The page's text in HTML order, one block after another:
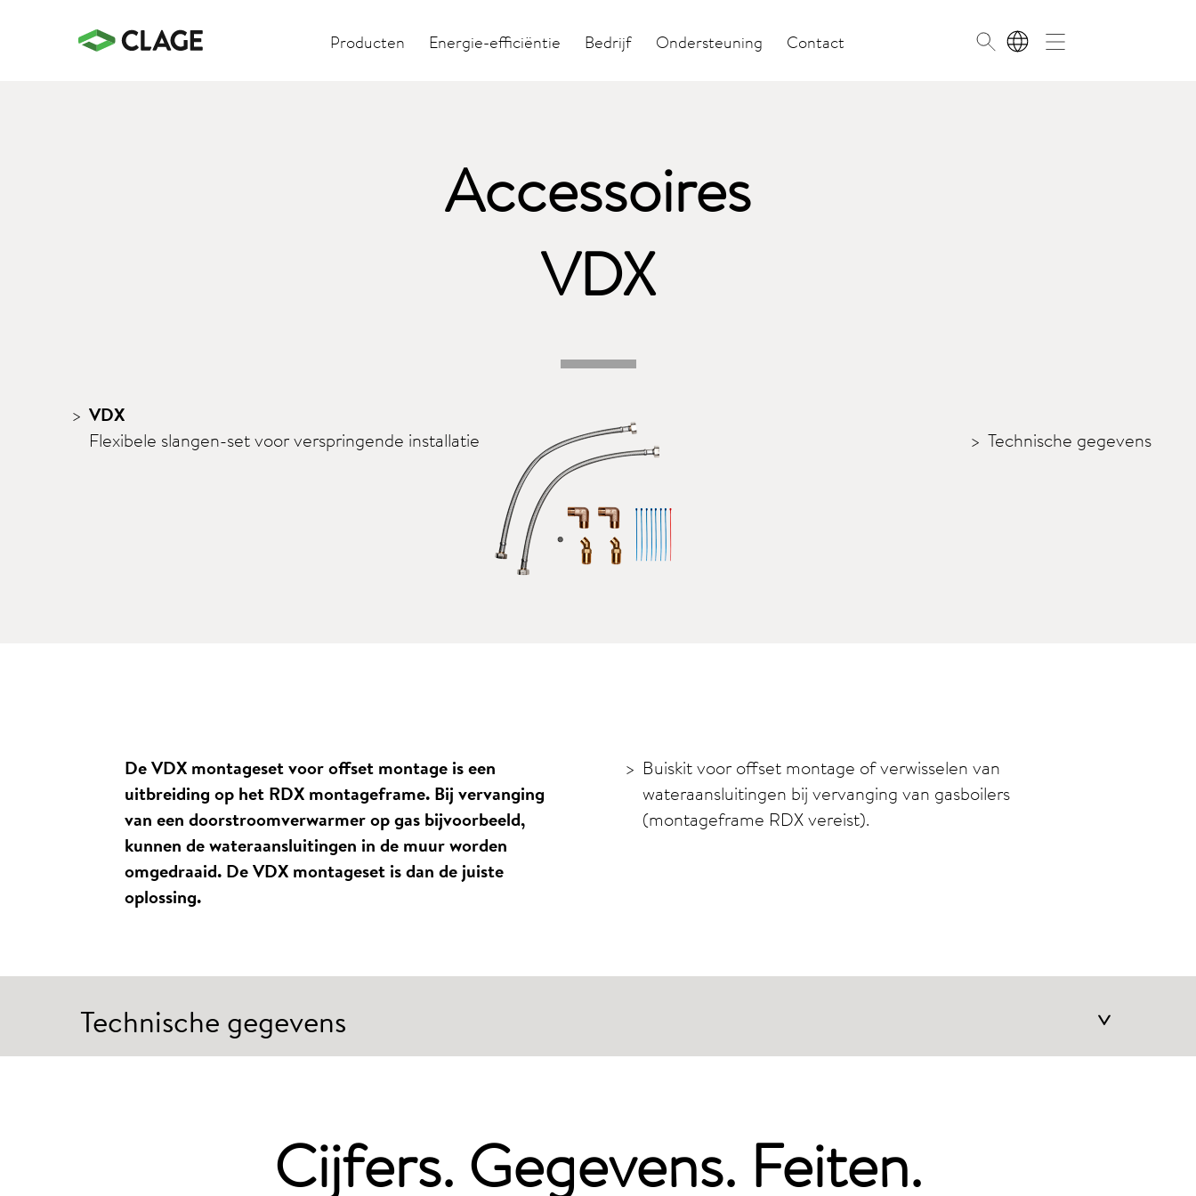
Producten Energie-efficiëntie Bedrijf Ondersteuning Contact NL
Accessoires
VDX
VDX
Flexibele slangen-set voor verspringende installatie
Technische gegevens
De VDX montageset voor offset montage is een
uitbreiding op het RDX montageframe. Bij vervanging
van een doorstroomverwarmer op gas bijvoorbeeld,
kunnen de wateraansluitingen in de muur worden
omgedraaid. De VDX montageset is dan de juiste
oplossing.
Buiskit voor offset montage of verwisselen van
wateraansluitingen bij vervanging van gasboilers
(montageframe RDX vereist).
Technische gegevens >
Cijfers. Gegevens. Feiten.